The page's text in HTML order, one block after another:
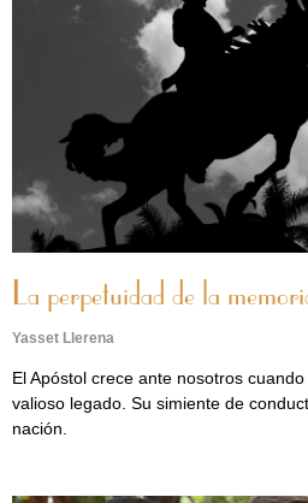
La perpetuidad de la
Yasset Llerena
El Apóstol crece ante nosotros
valioso legado. Su simiente de
nación.